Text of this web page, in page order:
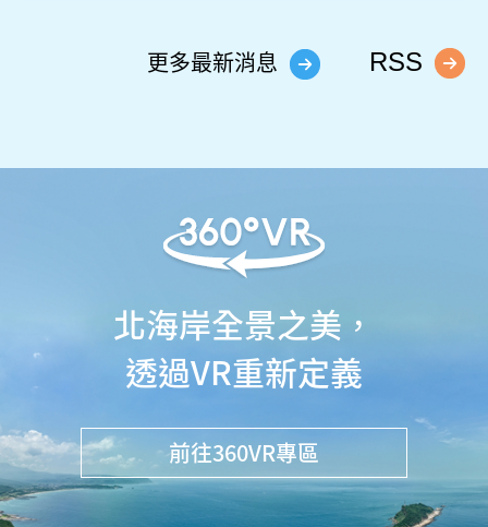
更多最新消息 RSS
北海岸全景之美，
透過VR重新定義
前往360VR專區